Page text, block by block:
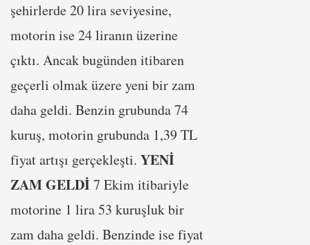
şehirlerde 20 lira seviyesine,
motorin ise 24 liranın üzerine
çıktı. Ancak bugünden itibaren
geçerli olmak üzere yeni bir zam
daha geldi. Benzin grubunda 74
kuruş, motorin grubunda 1,39 TL
fiyat artışı gerçekleşti. YENİ
ZAM GELDİ7 Ekim itibariyle
motorine 1 lira 53 kuruşluk bir
zam daha geldi. Benzinde ise fiyat